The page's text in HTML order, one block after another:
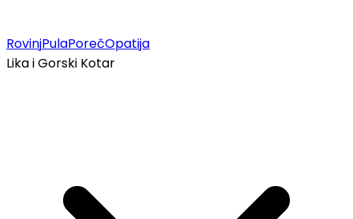
RovinjPulaPorečOpatija
Lika i Gorski Kotar